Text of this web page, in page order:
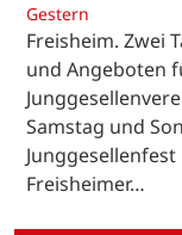
Gestern
Freisheim. Zwei
und Angeboten
Samstag und
Freisheimer…